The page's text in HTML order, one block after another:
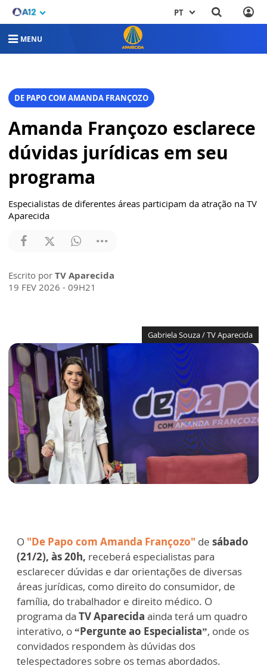
PT
MENU
DE PAPO COM AMANDA FRANÇOZO
Amanda Françozo esclarece
dúvidas jurídicas em seu
programa
Especialistas de diferentes áreas participam da atração na TV
Aparecida
Escrito por TV Aparecida
19 FEV 2026 - 09H21
Gabriela Souza / TV Aparecida
O "De Papo com Amanda Françozo" de sábado
(21/2), às 20h, receberá especialistas para
esclarecer dúvidas e dar orientações de diversas
áreas jurídicas, como direito do consumidor, de
família, do trabalhador e direito médico. O
programa da TV Aparecida ainda terá um quadro
interativo, o“Pergunte ao Especialista”, onde os
convidados respondem às dúvidas dos
telespectadores sobre os temas abordados.